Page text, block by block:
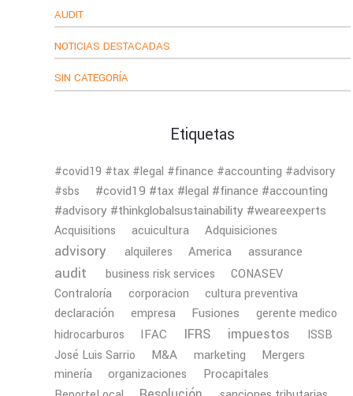
AUDIT
NOTICIAS DESTACADAS
SIN CATEGORÍA
Etiquetas
#covid19 #tax #legal #finance #accounting #advisory
#sbs
#covid19 #tax #legal #finance #accounting
#advisory #thinkglobalsustainability #weareexperts
Acquisitions acuicultura Adquisiciones
advisory alquileres America assurance
audit business risk services
CONASEV
Contraloría
corporacion cultura preventiva
declaración empresa Fusiones
gerente medico
hidrocarburos
IFAC IFRS impuestos
ISSB
José Luis Sarrio
M&A marketing Mergers
minería organizaciones
Procapitales